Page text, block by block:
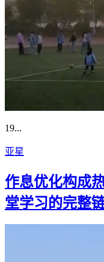
19...
亚星
作息优化构成
堂学习的完整